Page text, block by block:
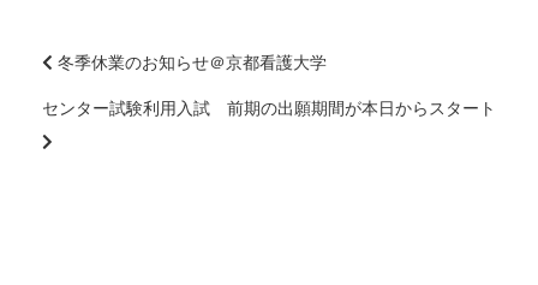
大学院【博士後期課程】
前
後
冬季休業のお知らせ＠京都看護大学
センター試験利用入試 前期の出願期間が本日からスタート